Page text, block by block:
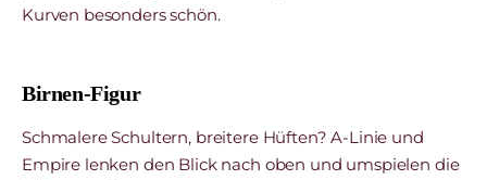
Kurven besonders schön.
Birnen-Figur
Schmalere Schultern, breitere Hüften? A-Linie und
Empire lenken den Blick nach oben und umspielen die